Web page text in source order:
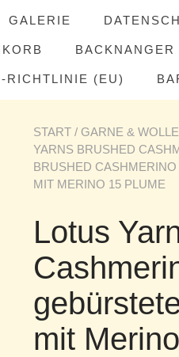
GALERIE
BACKNANGER
RICHTLINIE (EU)
START / GARNE & WOLLE
YARNS BRUSHED
BRUSHED
MIT MERINO 15 PLUME
Lotus
mit